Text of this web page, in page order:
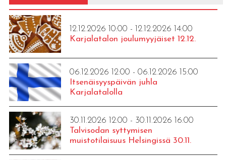
12.12.2026 10:00 - 12.12.2026 14:00
Karjalatalon joulumyyjäiset 12.12.
06.12.2026 12:00 - 06.12.2026 15:00
Itsenäisyyspäivän juhla
Karjalatalolla
30.11.2026 12:00 - 30.11.2026 16:00
Talvisodan syttymisen
muistotilaisuus Helsingissä 30.11.